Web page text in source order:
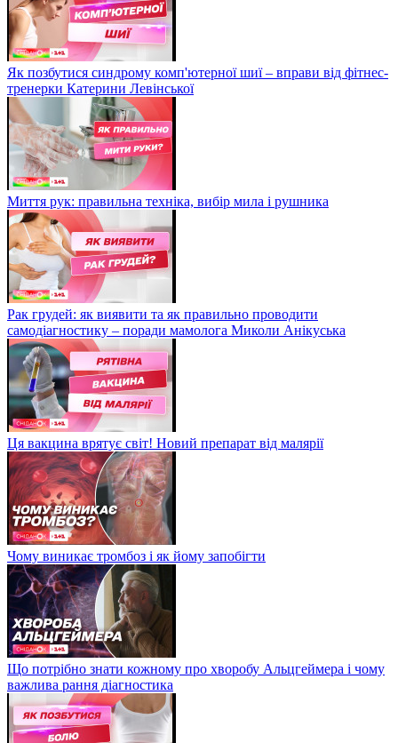
Як позбутися синдрому комп'ютерної шиї – вправи від фітнес-
тренерки Катерини Левінської
Миття рук: правильна техніка, вибір мила і рушника
Рак грудей: як виявити та як правильно проводити
самодіагностику – поради мамолога Миколи Анікуська
Ця вакцина врятує світ! Новий препарат від малярії
Чому виникає тромбоз і як йому запобігти
Що потрібно знати кожному про хворобу Альцгеймера і чому
важлива рання діагностика